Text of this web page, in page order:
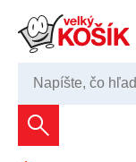
02 2220
Dekorácie